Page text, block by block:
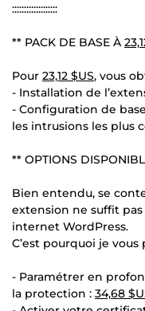
:::::::::::::::::::
** PACK DE BASE À
Pour 23,12 $US, vous
- Installation de
- Configuration de
les intrusions les plus
** OPTIONS
Bien entendu, se
extension ne suffit
internet WordPress.
C’est pourquoi je
- Paramétrer en
la protection : 34,68